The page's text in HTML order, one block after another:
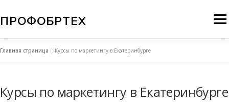
содержимому
ПРОФОБРТЕХ
КОНТАКТЫ АНАЛИТИКА ДИЗАЙН
Главная страница »Курсы по маркетингу в Екатеринбурге
Курсы по маркетингу в Екатеринбурге